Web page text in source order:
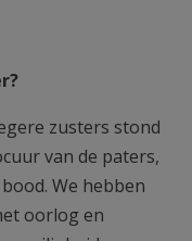
zusters stond
van de paters,
We hebben
oorlog en